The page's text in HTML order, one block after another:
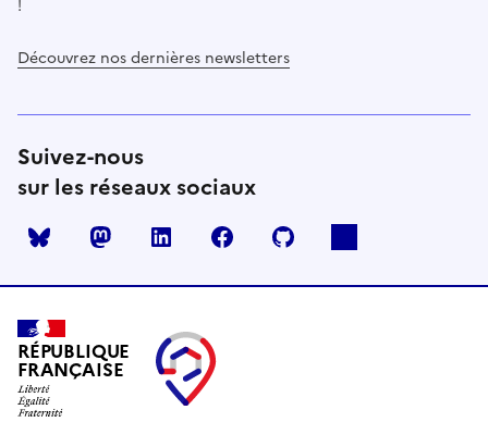
!
Découvrez nos dernières newsletters
Suivez-nous
sur les réseaux sociaux
MastodonLinkedIn Facebook
RÉPUBLIQUE
FRANÇAISE